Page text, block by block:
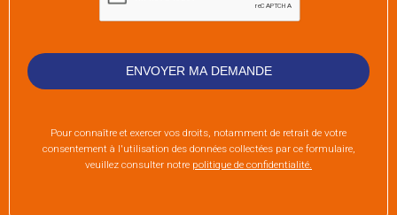
Pour connaître et exercer vos droits, notamment de retrait de votre
consentement à l'utilisation des données collectées par ce formulaire,
veuillez consulter notre politique de confidentialité.